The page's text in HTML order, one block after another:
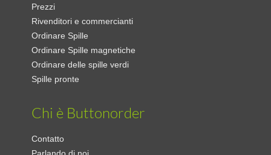
Prezzi
Rivenditori e commercianti
Ordinare Spille
Ordinare Spille magnetiche
Ordinare delle spille verdi
Spille pronte
Chi è Buttonorder
Contatto